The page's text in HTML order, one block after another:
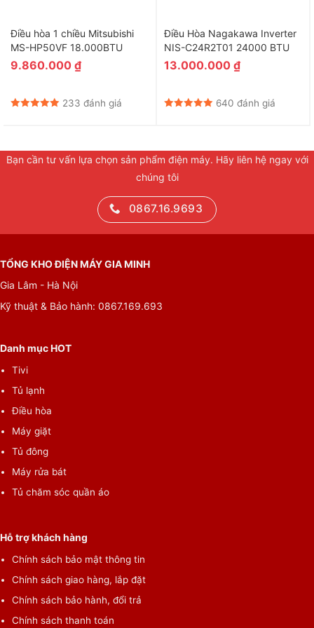
mịn PM 2.5 với hiệu suất lên tới 99%, trả lại cho bạn gian phòng
trong lành, góp phần bảo vệ sức khỏe hô hấp của mọi thành
*Hình ảnh chỉ mang tính chất minh họa
Tiện ích
–Kết nối App qua Wifi : cho người dùng trực tiếp sử dụng thiết
bị di động của mình để điều khiển máy lạnh linh hoạt mà không
cần mất thời gian để tìm kiếm remote.
Điều hòa 1 chiều Mitsubishi
MS-HP50VF 18.000BTU
9.860.000 ₫
233 đánh giá
Điều Hòa Nagakawa Inverter
NIS-C24R2T01 24000 BTU
13.000.000 ₫
640 đánh giá
Bạn cần tư vấn lựa chọn sản phẩm điện máy. Hãy liên hệ ngay với
chúng tôi
0867.16.9693
TỔNG KHO ĐIỆN MÁY GIA MINH
Gia Lâm - Hà Nội
Kỹ thuật & Bảo hành: 0867.169.693
Danh mục HOT
Tivi
Tủ lạnh
Điều hòa
Máy giặt
Tủ đông
Máy rửa bát
Tủ chăm sóc quần áo
Hỗ trợ khách hàng
Chính sách bảo mật thông tin
Chính sách giao hàng, lắp đặt
Chính sách bảo hành, đổi trả
Chính sách thanh toán